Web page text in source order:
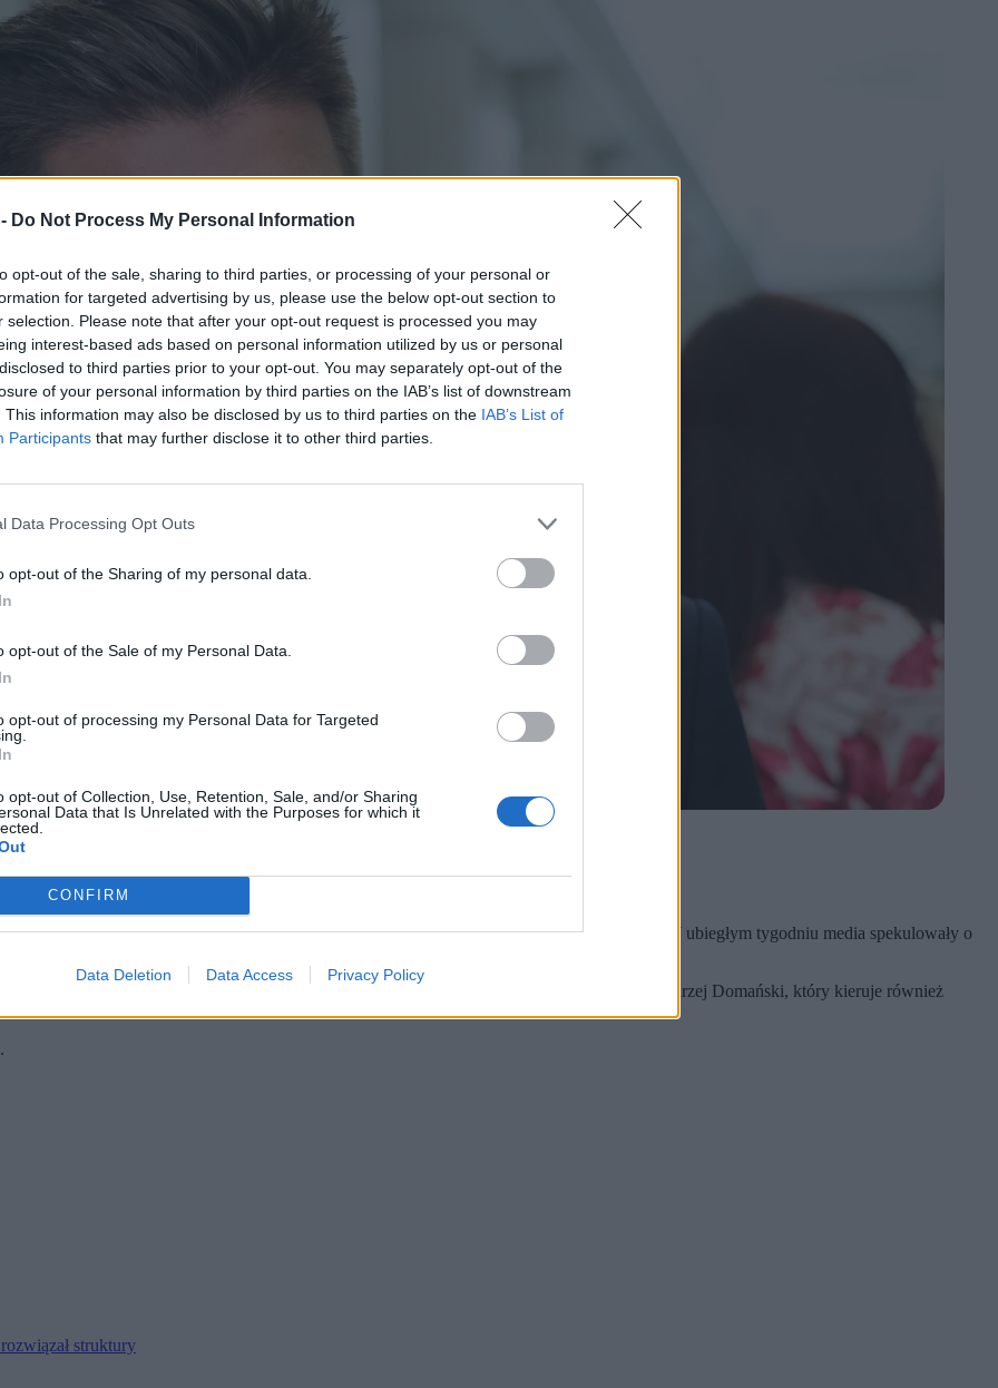
Do Not Process My Personal Information
opt-out of the sale, sharing to third parties, or processing of your personal or
for targeted advertising by us, please use the below opt-out section to
selection. Please note that after your opt-out request is processed you may
interest-based ads based on personal information utilized by us or personal
to third parties prior to your opt-out. You may separately opt-out of the
of your personal information by third parties on the IAB’s list of downstream
This information may also be disclosed by us to third parties on the IAB’s List of
Participants that may further disclose it to other third parties.
Data Processing Opt Outs
opt-out of the Sharing of my personal data.
opt-out of the Sale of my Personal Data.
opt-out of processing my Personal Data for Targeted
opt-out of Collection, Use, Retention, Sale, and/or Sharing
Data that Is Unrelated with the Purposes for which it
CONFIRM
Data Deletion Data Access Privacy Policy
Paweł Supernak / PAP)
dla Ryszarda Petru.
Centrum teki sekretarza stanu w Ministerstwie Rozwoju.
wskazuje,by Ryszard Petru miał wkrótce zostać wiceministrem w którymkolwiek resorcie. W ubiegłym tygodniu media spekulowały o
w którymkolwiek resorcie – przekazał w poniedziałek dziennikarzom minister finansów Andrzej Domański, który kieruje również
struktury